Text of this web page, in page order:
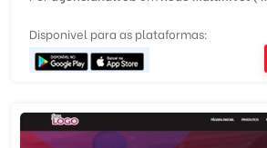
Disponivel para as plataformas: